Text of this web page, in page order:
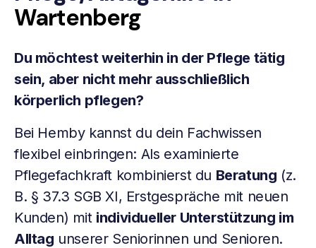
Wartenberg
Du möchtest weiterhin in der Pflege tätig
sein, aber nicht mehr ausschließlich
körperlich pflegen?
Bei Hemby kannst du dein Fachwissen
flexibel einbringen: Als examinierte
Pflegefachkraft kombinierst du Beratung (z.
B. § 37.3 SGB XI, Erstgespräche mit neuen
Kunden) mit individueller Unterstützung im
Alltag unserer Seniorinnen und Senioren.